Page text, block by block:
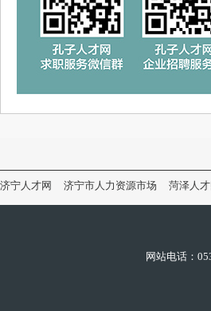
济宁人才网 济宁市人力资源市场 菏泽人才
网站电话：